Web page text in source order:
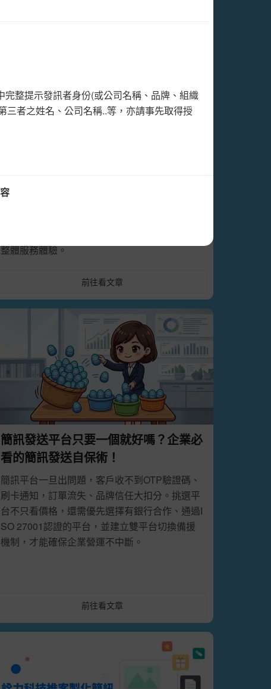
航空 暑假旺季來臨，簡訊助力旅客溝
率成為航空服務的關鍵。本文說明，相較於人工
整體服務體驗。
前往看文章
簡訊發送平台只要一個就好嗎？企業必
看的簡訊發送自保術！
簡訊平台一旦出問題，客戶收不到OTP驗證碼、
刷卡通知，訂單流失、品牌信任大扣分。挑選平
台不只看價格，還需優先選擇有銀行合作、通過I
SO 27001認證的平台，並建立雙平台切換備援
機制，才能確保企業營運不中斷。
前往看文章
三者之姓名、公司名稱..等，亦請事先取得授